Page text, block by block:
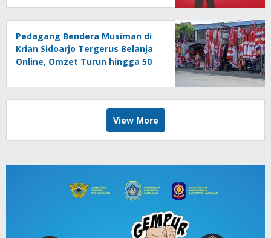
Pedagang Bendera Musiman di
Krian Sidoarjo Tergerus Belanja
Online, Omzet Turun hingga 50
View More